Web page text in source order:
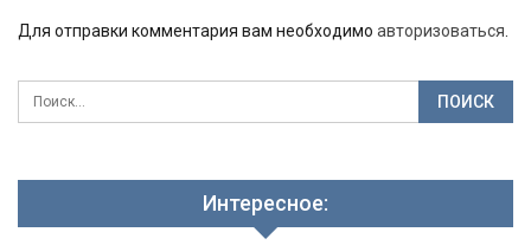
Для отправки комментария вам необходимо авторизоваться.
Интересное: